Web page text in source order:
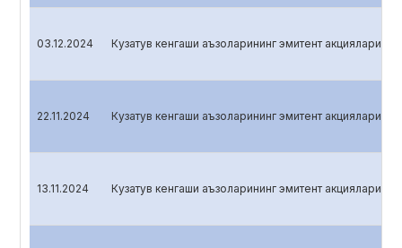
03.12.2024 Кузатув кенгаши аъзоларининг эмитент
22.11.2024 Кузатув кенгаши аъзоларининг эмитент
13.11.2024 Кузатув кенгаши аъзоларининг эмитент